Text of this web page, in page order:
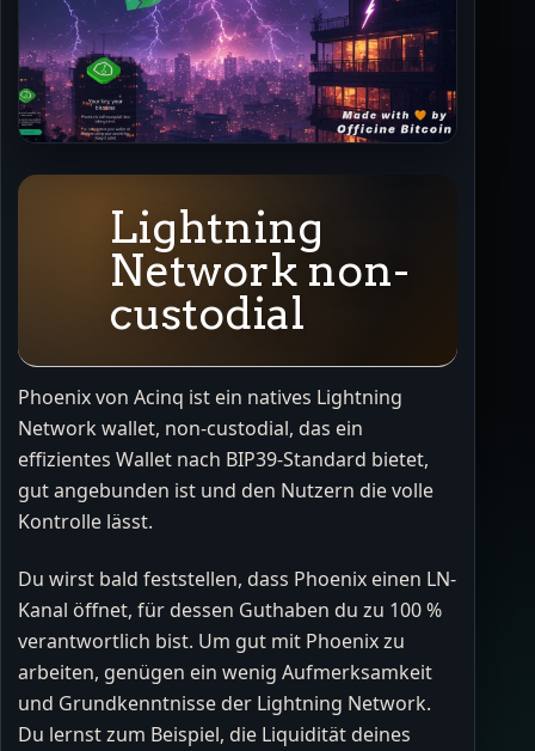
Lightning
Network non-
custodial
Phoenix von Acinq ist ein natives Lightning
Network wallet, non-custodial, das ein
effizientes Wallet nach BIP39-Standard bietet,
gut angebunden ist und den Nutzern die volle
Kontrolle lässt.
Du wirst bald feststellen, dass Phoenix einen LN-
Kanal öffnet, für dessen Guthaben du zu 100 %
verantwortlich bist. Um gut mit Phoenix zu
arbeiten, genügen ein wenig Aufmerksamkeit
und Grundkenntnisse der Lightning Network.
Du lernst zum Beispiel, die Liquidität deines